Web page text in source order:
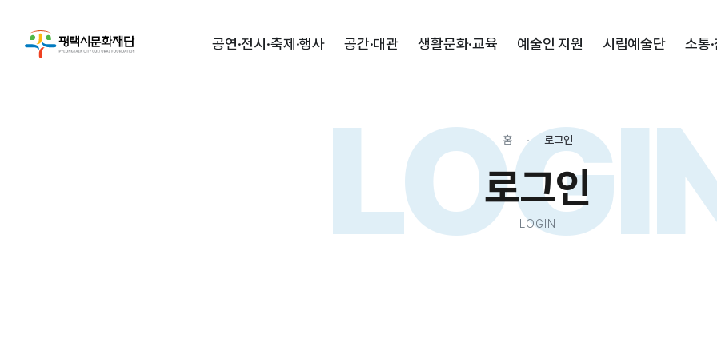
공연·전시·축제·행사 공간·대관 생활문화·교육 예술인 지원 시립예술단 소통
홈 로그인
로그인
LOGIN